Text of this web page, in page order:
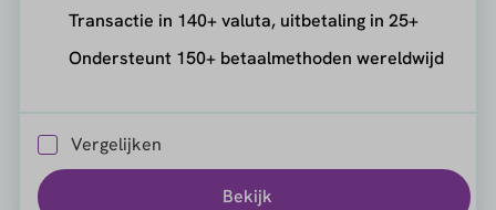
Transactie in 140+ valuta, uitbetaling in 25+
Ondersteunt 150+ betaalmethoden wereldwijd
Vergelijken
Bekijk